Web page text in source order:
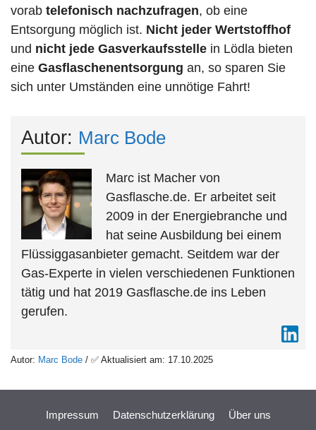
vorab telefonisch nachzufragen, ob eine
Entsorgung möglich ist. Nicht jeder Wertstoffhof
und nicht jede Gasverkaufsstelle in Lödla bieten
eine Gasflaschenentsorgung an, so sparen Sie
sich unter Umständen eine unnötige Fahrt!
Autor: Marc Bode
Marc ist Macher von
Gasflasche.de. Er arbeitet seit
2009 in der Energiebranche und
hat seine Ausbildung bei einem
Flüssiggasanbieter gemacht. Seitdem war der
Gas-Experte in vielen verschiedenen Funktionen
tätig und hat 2019 Gasflasche.de ins Leben
gerufen.
Autor: Marc Bode / ✅ Aktualisiert am: 17.10.2025
Impressum Datenschutzerklärung Über uns